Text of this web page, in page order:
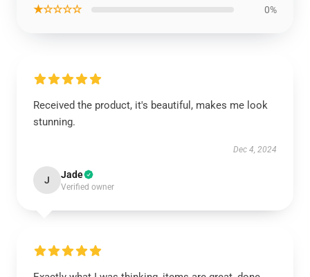
★☆☆☆☆ 0%
Received the product, it's beautiful, makes me look
stunning.
Dec 4, 2024
J Jade
Verified owner